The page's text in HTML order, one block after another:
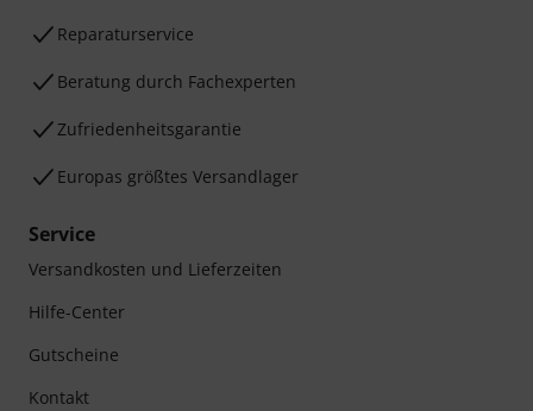
Reparaturservice
Beratung durch Fachexperten
Zufriedenheitsgarantie
Europas größtes Versandlager
Service
Versandkosten und Lieferzeiten
Hilfe-Center
Gutscheine
Kontakt